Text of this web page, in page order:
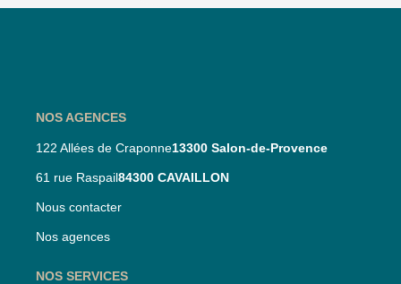
NOS AGENCES
122 Allées de Craponne13300 Salon-de-Provence
61 rue Raspail84300 CAVAILLON
Nous contacter
Nos agences
NOS SERVICES